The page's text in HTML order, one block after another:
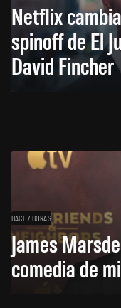
Netflix
spinoff de El
David Fincher
HACE 7 HORAS
James
comedia de